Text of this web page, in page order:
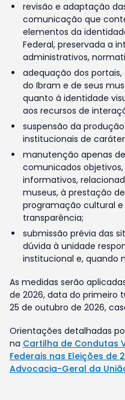
revisão e adaptação
comunicação que
elementos da
Federal, preservada a
administrativos,
adequação dos
do Ibram e de seus
quanto à identidade
aos recursos de
suspensão da
institucionais de
manutenção apenas
comunicados
informativos,
museus, à prestação
programação cultural e
transparência;
submissão prévia das
dúvida à unidade
institucional e, quando
As medidas serão
de 2026, data do primeiro
25 de outubro de 2026,
Orientações detalhadas
na Cartilha de Condutas
Federais nas Eleições de
Advocacia-Geral da